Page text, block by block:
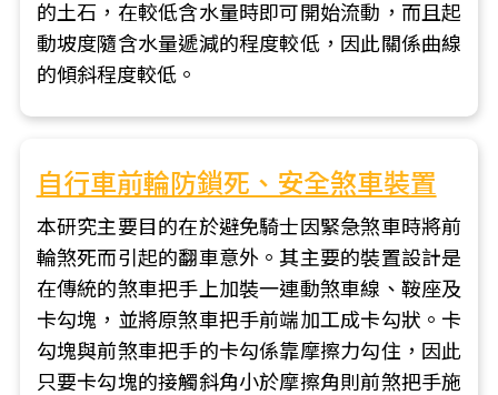
的土石，在較低含水量時即可開始流動，而且起
動坡度隨含水量遞減的程度較低，因此關係曲線
的傾斜程度較低。
自行車前輪防鎖死、安全煞車裝置
本研究主要目的在於避免騎士因緊急煞車時將前
輪煞死而引起的翻車意外。其主要的裝置設計是
在傳統的煞車把手上加裝一連動煞車線、鞍座及
卡勾塊，並將原煞車把手前端加工成卡勾狀。卡
勾塊與前煞車把手的卡勾係靠摩擦力勾住，因此
只要卡勾塊的接觸斜角小於摩擦角則前煞把手施